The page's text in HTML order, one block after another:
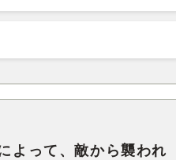
よって、敵から襲われ